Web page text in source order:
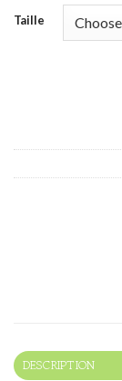
Taille
DESCRIPTION